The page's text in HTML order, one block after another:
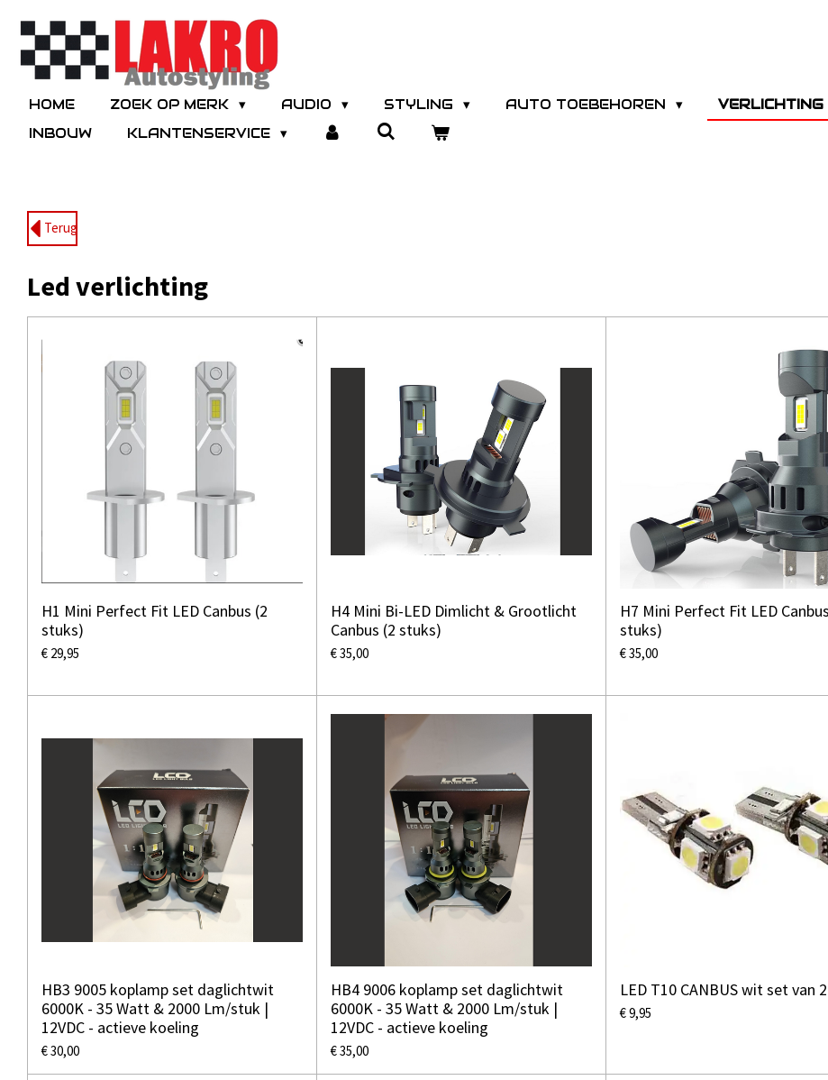
Ga
direct
hoofdinhoud
HOME ZOEK OP MERK AUDIO STYLING AUTO TOEBEHOREN VERLICHTING
INBOUW
KLANTENSERVICE
Terug
Led verlichting
H1 Mini Perfect Fit LED Canbus (2
stuks)
€ 29,95
H4 Mini Bi-LED Dimlicht & Grootlicht
Canbus (2 stuks)
€ 35,00
H7 Mini Perfect Fit LED
stuks)
€ 35,00
HB3 9005 koplamp set daglichtwit
6000K - 35 Watt & 2000 Lm/stuk |
12VDC - actieve koeling
€ 30,00
HB4 9006 koplamp set daglichtwit
6000K - 35 Watt & 2000 Lm/stuk |
12VDC - actieve koeling
€ 35,00
LED T10 CANBUS wit set van 2
€ 9,95